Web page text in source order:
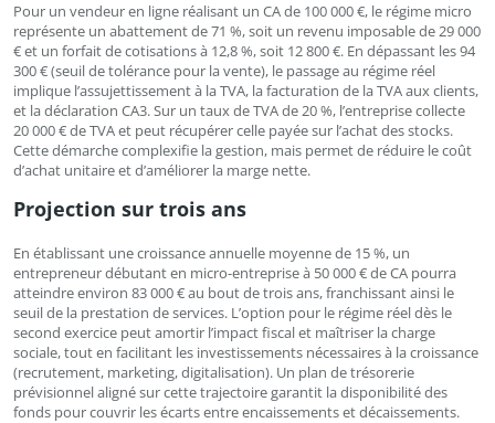
Pour un vendeur en ligne réalisant un CA de 100 000 €, le régime micro
représente un abattement de 71 %, soit un revenu imposable de 29 000
€ et un forfait de cotisations à 12,8 %, soit 12 800 €. En dépassant les 94
300 € (seuil de tolérance pour la vente), le passage au régime réel
implique l’assujettissement à la TVA, la facturation de la TVA aux clients,
et la déclaration CA3. Sur un taux de TVA de 20 %, l’entreprise collecte
20 000 € de TVA et peut récupérer celle payée sur l’achat des stocks.
Cette démarche complexifie la gestion, mais permet de réduire le coût
d’achat unitaire et d’améliorer la marge nette.
Projection sur trois ans
En établissant une croissance annuelle moyenne de 15 %, un
entrepreneur débutant en micro-entreprise à 50 000 € de CA pourra
atteindre environ 83 000 € au bout de trois ans, franchissant ainsi le
seuil de la prestation de services. L’option pour le régime réel dès le
second exercice peut amortir l’impact fiscal et maîtriser la charge
sociale, tout en facilitant les investissements nécessaires à la croissance
(recrutement, marketing, digitalisation). Un plan de trésorerie
prévisionnel aligné sur cette trajectoire garantit la disponibilité des
fonds pour couvrir les écarts entre encaissements et décaissements.